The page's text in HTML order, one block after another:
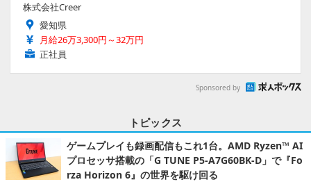
株式会社Creer
愛知県
月給26万3,300円～32万円
正社員
Sponsored by
トピックス
ゲームプレイも録画配信もこれ1台。AMD Ryzen™ AI
プロセッサ搭載の「G TUNE P5-A7G60BK-D」で『Fo
rza Horizon 6』の世界を駆け回る